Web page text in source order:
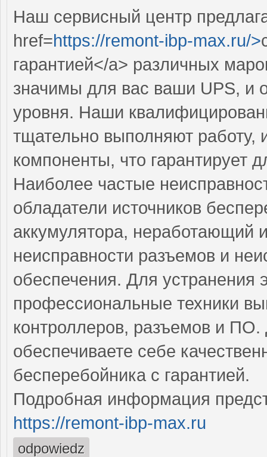
Наш сервисный центр
href=https://remont-ibp-max.ru/>
гарантией</a> различных
значимы для вас ваши UPS, и
уровня. Наши
тщательно выполняют работу,
компоненты, что гарантирует
Наиболее частые
обладатели источников
аккумулятора, неработающий
неисправности разъемов и
обеспечения. Для устранения
профессиональные техники
контроллеров, разъемов и
обеспечиваете себе
бесперебойника с гарантией.
Подробная информация
https://remont-ibp-max.ru
odpowiedz